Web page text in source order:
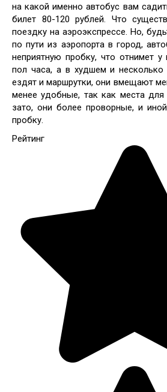
на какой именно автобус вам
билет 80-120 рублей. Что
поездку на аэроэкспрессе. Но,
по пути из аэропорта в город,
неприятную пробку, что отнимет
пол часа, а в худшем и несколько
ездят и маршрутки, они вмещают
менее удобные, так как места
зато, они более проворные, и
пробку.
Рейтинг